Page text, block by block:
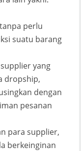
perlu
suatu barang
yang
dropship,
dengan
pesanan
para supplier,
berkeinginan